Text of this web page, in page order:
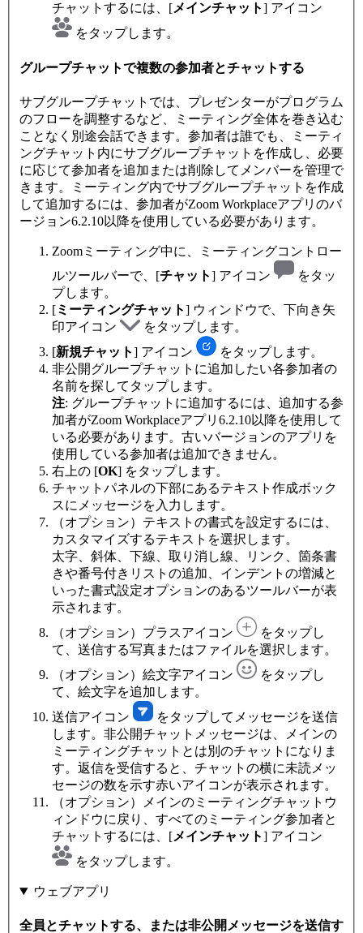
チャットするには、[メインチャット] アイコン
をタップします。
グループチャットで複数の参加者とチャットする
サブグループチャットでは、プレゼンターがプログラム
のフローを調整するなど、ミーティング全体を巻き込む
ことなく別途会話できます。参加者は誰でも、ミーティ
ングチャット内にサブグループチャットを作成し、必要
に応じて参加者を追加または削除してメンバーを管理で
きます。ミーティング内でサブグループチャットを作成
して追加するには、参加者がZoom Workplaceアプリのバ
ージョン6.2.10以降を使用している必要があります。
Zoomミーティング中に、ミーティングコントロー
ルツールバーで、[チャット] アイコン
をタッ
プします。
[ミーティングチャット] ウィンドウで、下向き矢
印アイコン
をタップします。
[新規チャット] アイコン
をタップします。
非公開グループチャットに追加したい各参加者の
名前を探してタップします。
注: グループチャットに追加するには、追加する参
加者がZoom Workplaceアプリ6.2.10以降を使用して
いる必要があります。古いバージョンのアプリを
使用している参加者は追加できません。
右上の [OK] をタップします。
チャットパネルの下部にあるテキスト作成ボック
スにメッセージを入力します。
（オプション）テキストの書式を設定するには、
カスタマイズするテキストを選択します。
太字、斜体、下線、取り消し線、リンク、箇条書
きや番号付きリストの追加、インデントの増減と
いった書式設定オプションのあるツールバーが表
示されます。
（オプション）プラスアイコン
をタップし
て、送信する写真またはファイルを選択します。
（オプション）絵文字アイコン
をタップし
て、絵文字を追加します。
送信アイコン
をタップしてメッセージを送信
します。非公開チャットメッセージは、メインの
ミーティングチャットとは別のチャットになりま
す。返信を受信すると、チャットの横に未読メッ
セージの数を示す赤いアイコンが表示されます。
（オプション）メインのミーティングチャットウ
ィンドウに戻り、すべてのミーティング参加者と
チャットするには、[メインチャット] アイコン
をタップします。
ウェブアプリ
全員とチャットする、または非公開メッセージを送信す